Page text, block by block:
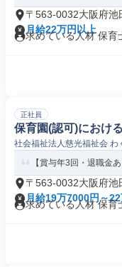
〒563-0032大阪府池
月給22万円以上
求めている人材 保育
正社員
保育園(認可)におけ
社会福祉法人慈光福祉会 わ
【賞与年3回・退職金
〒563-0032大阪府池
月給19万7000円～
求めている人材 保育